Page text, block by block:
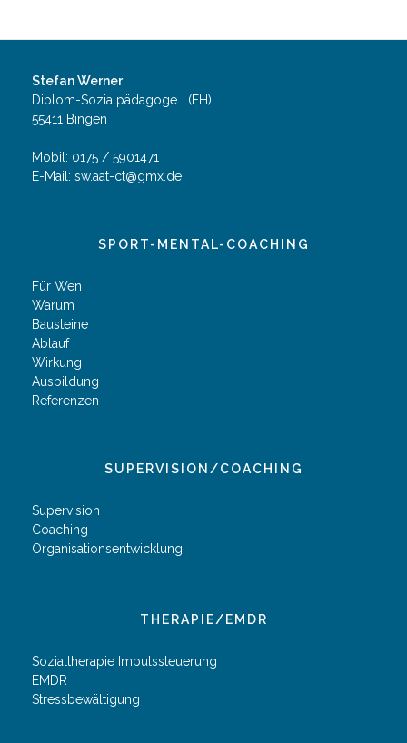
Stefan Werner
Diplom-Sozialpädagoge (FH)
55411 Bingen
Mobil: 0175 / 5901471
E-Mail: sw.aat-ct@gmx.de
SPORT-MENTAL-COACHING
Für Wen
Warum
Bausteine
Ablauf
Wirkung
Ausbildung
Referenzen
SUPERVISION/COACHING
Supervision
Coaching
Organisationsentwicklung
THERAPIE/EMDR
Sozialtherapie Impulssteuerung
EMDR​
Stressbewältigung​